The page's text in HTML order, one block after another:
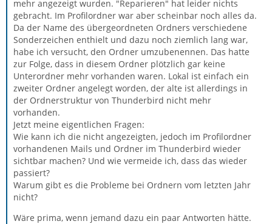
mehr angezeigt wurden. "Reparieren" hat leider nichts
gebracht. Im Profilordner war aber scheinbar noch alles da.
Da der Name des übergeordneten Ordners verschiedene
Sonderzeichen enthielt und dazu noch ziemlich lang war,
habe ich versucht, den Ordner umzubenennen. Das hatte
zur Folge, dass in diesem Ordner plötzlich gar keine
Unterordner mehr vorhanden waren. Lokal ist einfach ein
zweiter Ordner angelegt worden, der alte ist allerdings in
der Ordnerstruktur von Thunderbird nicht mehr
vorhanden.
Jetzt meine eigentlichen Fragen:
Wie kann ich die nicht angezeigten, jedoch im Profilordner
vorhandenen Mails und Ordner im Thunderbird wieder
sichtbar machen? Und wie vermeide ich, dass das wieder
passiert?
Warum gibt es die Probleme bei Ordnern vom letzten Jahr
nicht?
Wäre prima, wenn jemand dazu ein paar Antworten hätte.